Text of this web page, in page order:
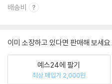
배송비
이미 소장하고 있다면 판매해 보세요.
예스24에 팔기
최상 매입가 2,000원